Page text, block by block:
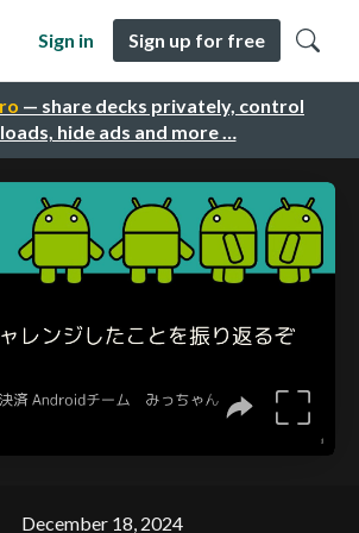
— share decks privately, control
hide ads and more …
Sign in Sign up for free
December 18, 2024